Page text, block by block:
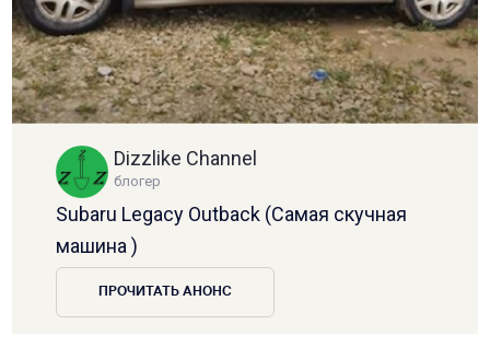
Dizzlike Channel
блогер
Subaru Legacy Outback (Самая скучная
машина )
ПРОЧИТАТЬ АНОНС